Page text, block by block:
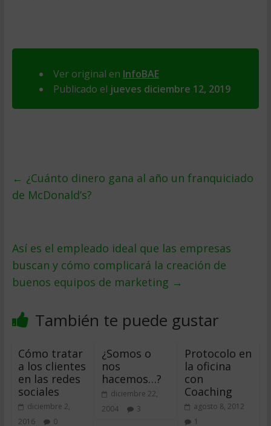
Ver original en InfoBAE
Publicado el jueves diciembre 12, 2019
← ¿Cuánto dinero gana al año un franquiciado
de McDonald’s?
Así es el empleado ideal que las empresas
buscan y cómo complicará la creación de
buenos equipos de marketing →
También te puede gustar
Cómo tratar
a los clientes
en las redes
sociales
diciembre 2,
2016
0
¿Somos o
nos
hacemos…?
diciembre 22,
2004
3
Protocolo en
la oficina
con
Coaching
agosto 8, 2012
1